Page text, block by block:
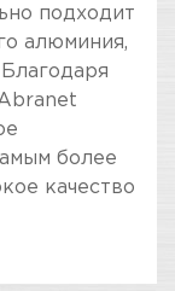
подходит
алюминия,
более
качество